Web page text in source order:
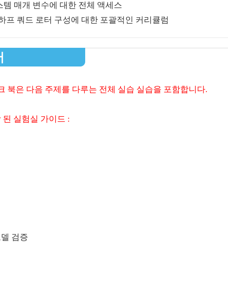
매개 변수에 대한 전체 액세스
프 쿼드 로터 구성에 대한 포괄적인 커리큘럼
북은 다음 주제를 다루는 전체 실습 실습을 포함합니다.
된 실험실 가이드 :
검증